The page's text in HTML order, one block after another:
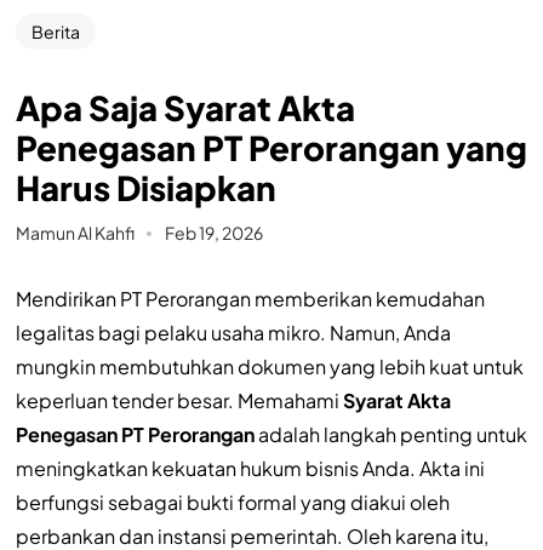
Berita
Apa Saja Syarat Akta
Penegasan PT Perorangan yang
Harus Disiapkan
Mamun Al Kahfi Feb 19, 2026
Mendirikan PT Perorangan memberikan kemudahan
legalitas bagi pelaku usaha mikro. Namun, Anda
mungkin membutuhkan dokumen yang lebih kuat untuk
keperluan tender besar. MemahamiSyarat Akta
Penegasan PT Peroranganadalah langkah penting untuk
meningkatkan kekuatan hukum bisnis Anda. Akta ini
berfungsi sebagai bukti formal yang diakui oleh
perbankan dan instansi pemerintah. Oleh karena itu,